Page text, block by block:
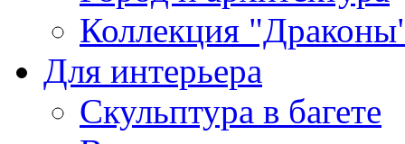
Коллекция
Для интерьера
Скульптура в багете